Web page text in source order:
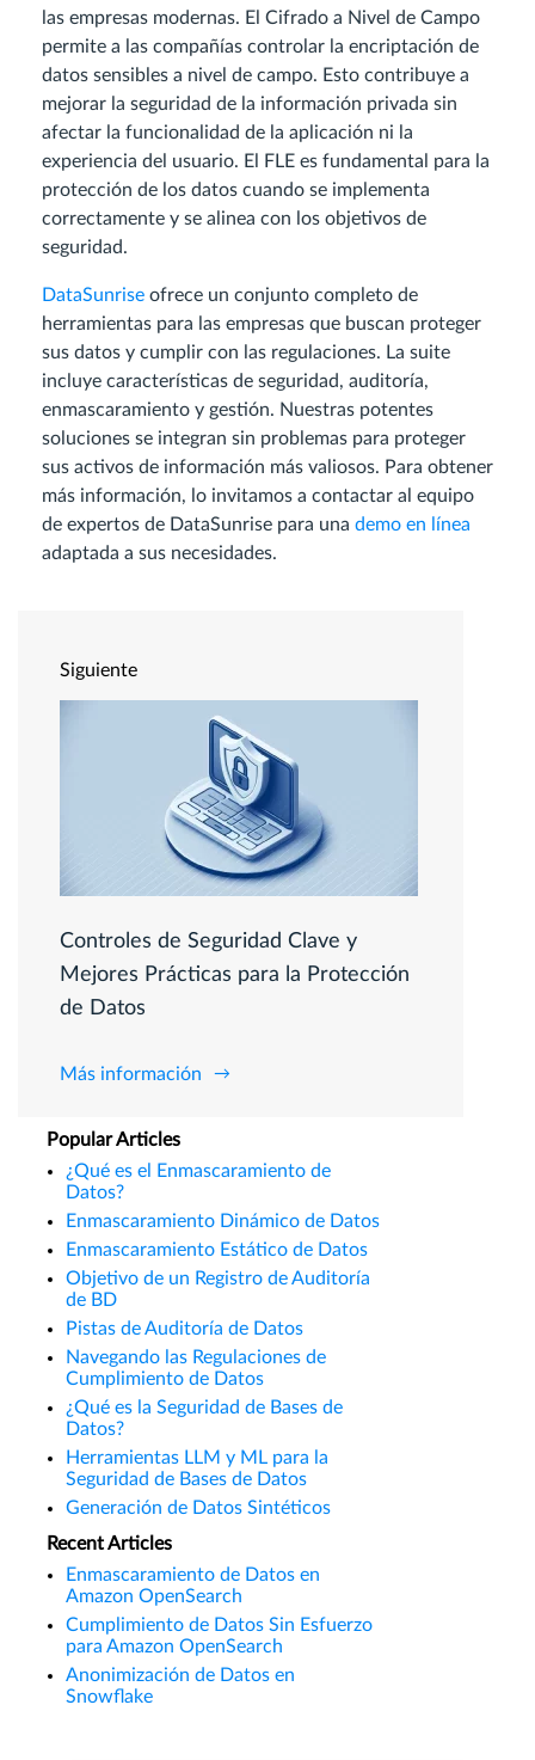
las empresas modernas. El Cifrado a Nivel de Campo
permite a las compañías controlar la encriptación de
datos sensibles a nivel de campo. Esto contribuye a
mejorar la seguridad de la información privada sin
afectar la funcionalidad de la aplicación ni la
experiencia del usuario. El FLE es fundamental para la
protección de los datos cuando se implementa
correctamente y se alinea con los objetivos de
seguridad.
DataSunrise ofrece un conjunto completo de
herramientas para las empresas que buscan proteger
sus datos y cumplir con las regulaciones. La suite
incluye características de seguridad, auditoría,
enmascaramiento y gestión. Nuestras potentes
soluciones se integran sin problemas para proteger
sus activos de información más valiosos. Para obtener
más información, lo invitamos a contactar al equipo
de expertos de DataSunrise para una demo en línea
adaptada a sus necesidades.
Siguiente
Controles de Seguridad Clave y
Mejores Prácticas para la Protección
de Datos
Más información
Popular Articles
¿Qué es el Enmascaramiento de
Datos?
Enmascaramiento Dinámico de Datos
Enmascaramiento Estático de Datos
Objetivo de un Registro de Auditoría
de BD
Pistas de Auditoría de Datos
Navegando las Regulaciones de
Cumplimiento de Datos
¿Qué es la Seguridad de Bases de
Datos?
Herramientas LLM y ML para la
Seguridad de Bases de Datos
Generación de Datos Sintéticos
Recent Articles
Enmascaramiento de Datos en
Amazon OpenSearch
Cumplimiento de Datos Sin Esfuerzo
para Amazon OpenSearch
Anonimización de Datos en
Snowflake